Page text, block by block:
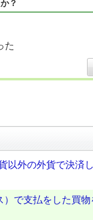
？
た
以外の外貨で決済
で支払をした買